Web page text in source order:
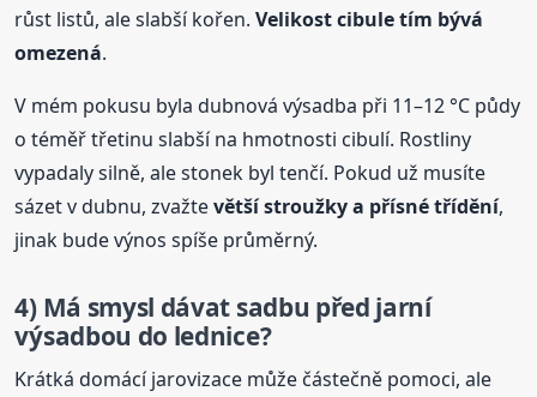
růst listů, ale slabší kořen.Velikost cibule tím bývá
omezená.
V mém pokusu byla dubnová výsadba při 11–12 °C půdy
o téměř třetinu slabší na hmotnosti cibulí. Rostliny
vypadaly silně, ale stonek byl tenčí. Pokud už musíte
sázet v dubnu, zvažtevětší stroužky a přísné třídění,
jinak bude výnos spíše průměrný.
4) Má smysl dávat sadbu před jarní
výsadbou do lednice?
Krátká domácí jarovizace může částečně pomoci, ale